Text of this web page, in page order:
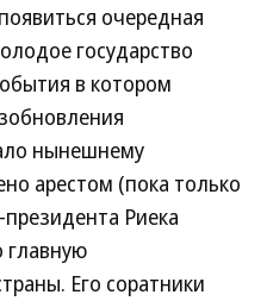
очередная
государство
в котором
нынешнему
арестом (пока только
Риека
Его соратники